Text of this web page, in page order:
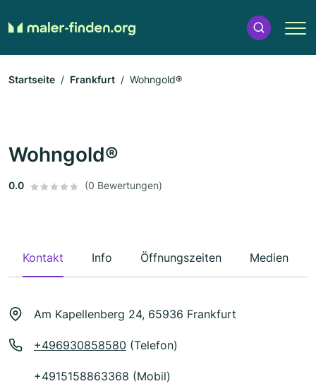
Startseite Frankfurt Wohngold®
Wohngold®
0.0 (0 Bewertungen)
Kontakt Info Öffnungszeiten Medien
Am Kapellenberg 24, 65936 Frankfurt
+496930858580 (Telefon)
+4915158863368 (Mobil)